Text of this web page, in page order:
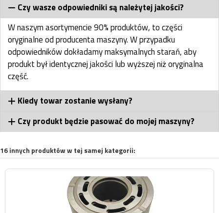
Czy wasze odpowiedniki są należytej jakości?
W naszym asortymencie 90% produktów, to części
oryginalne od producenta maszyny. W przypadku
odpowiedników dokładamy maksymalnych starań, aby
produkt był identycznej jakości lub wyższej niż oryginalna
część.
Kiedy towar zostanie wysłany?
Czy produkt będzie pasować do mojej maszyny?
16 innych produktów w tej samej kategorii: